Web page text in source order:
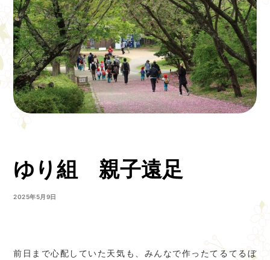
ゆり組 親子遠足
2025年5月9日
前日まで心配していた天気も、みんなで作ったてるてるぼ